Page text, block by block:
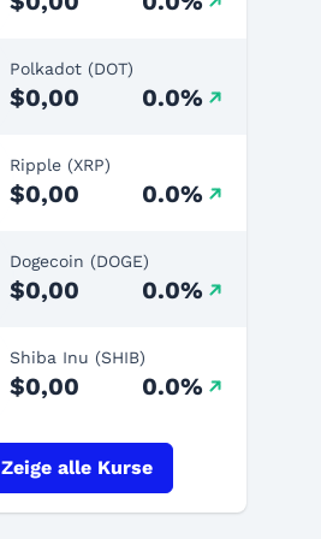
Polkadot (DOT)
$0,00 0.0%
Ripple (XRP)
$0,00 0.0%
Dogecoin (DOGE)
$0,00 0.0%
Shiba Inu (SHIB)
$0,00 0.0%
Zeige alle Kurse